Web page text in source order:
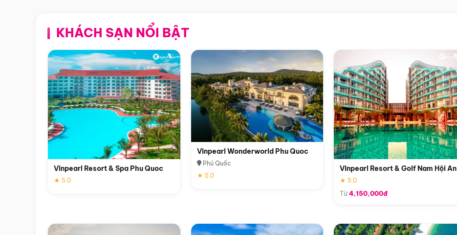
KHÁCH SẠN NỔI BẬT
Vinpearl Resort & Spa Phu Quoc
★ 5.0
Vinpearl Wonderworld Phu Quoc
Phú Quốc
★ 5.0
Vinpearl Resort & Golf Nam Hội An
★ 5.0
Từ4,150,000đ